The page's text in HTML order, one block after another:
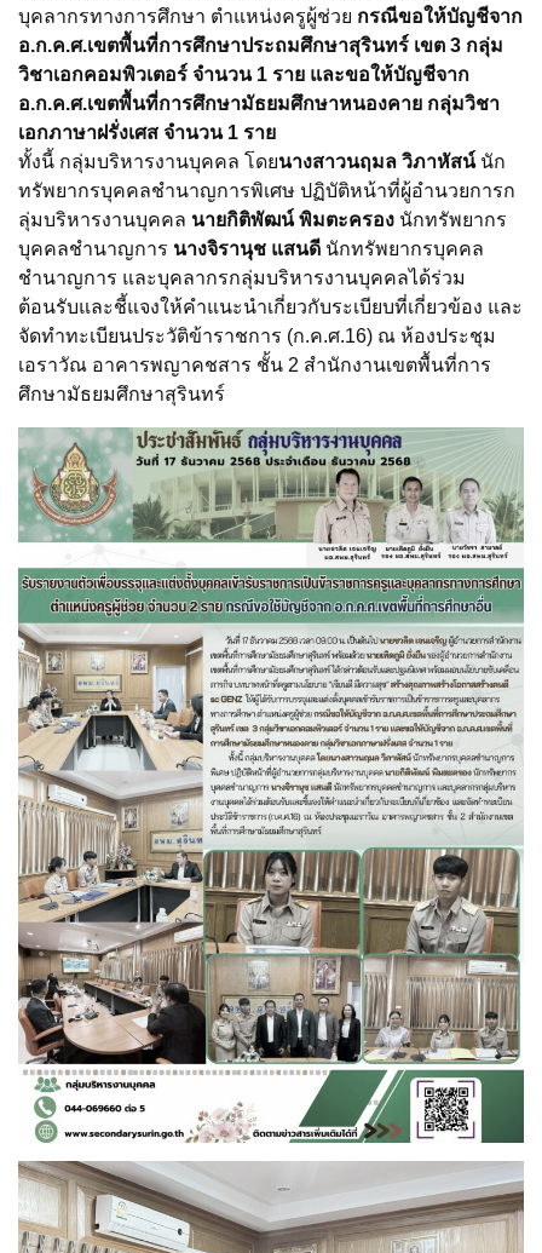
บุคลากรทางการศึกษา ตำแหน่งครูผู้ช่วย กรณีขอให้บัญชีจาก
อ.ก.ค.ศ.เขตพื้นที่การศึกษาประถมศึกษาสุรินทร์ เขต 3 กลุ่ม
วิชาเอกคอมพิวเตอร์ จำนวน 1 ราย และขอให้บัญชีจาก
อ.ก.ค.ศ.เขตพื้นที่การศึกษามัธยมศึกษาหนองคาย กลุ่มวิชา
เอกภาษาฝรั่งเศส จำนวน 1 ราย
ทั้งนี้ กลุ่มบริหารงานบุคคลโดยนางสาวนฤมล วิภาหัสน์ นัก
ทรัพยากรบุคคลชำนาญการพิเศษ ปฏิบัติหน้าที่ผู้อำนวยการก
ลุ่มบริหารงานบุคคล นายกิติพัฒน์ พิมตะครอง นักทรัพยากร
บุคคลชำนาญการ นางจิรานุช แสนดี นักทรัพยากรบุคคล
ชำนาญการ และบุคลากรกลุ่มบริหารงานบุคคลได้ร่วม
ต้อนรับและชี้แจงให้คำแนะนำเกี่ยวกับระเบียบที่เกี่ยวข้อง และ
จัดทำทะเบียนประวัติข้าราชการ (ก.ค.ศ.16) ณ ห้องประชุม
เอราวัณ อาคารพญาคชสาร ชั้น 2 สำนักงานเขตพื้นที่การ
ศึกษามัธยมศึกษาสุรินทร์